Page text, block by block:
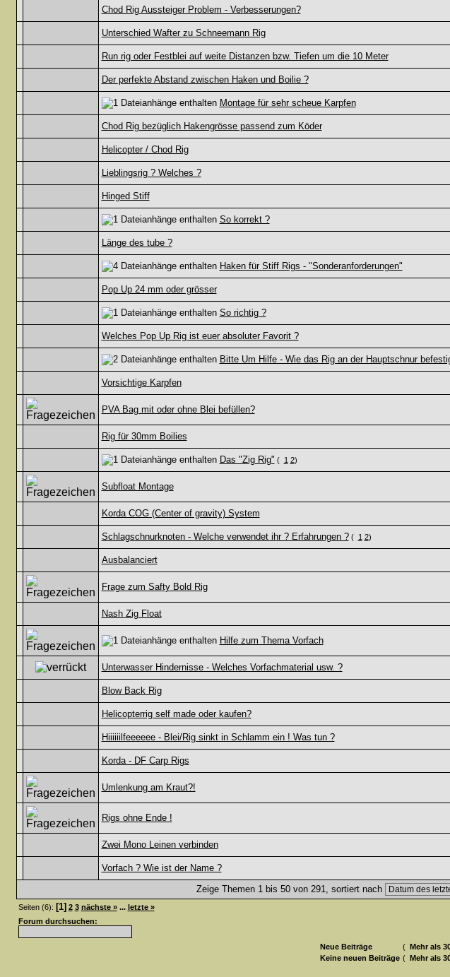
Chod Rig Aussteiger Problem - Verbesserungen?
Unterschied Wafter zu Schneemann Rig
Run rig oder Festblei auf weite Distanzen bzw. Tiefen um die 10 Meter
Der perfekte Abstand zwischen Haken und Boilie ?
Montage für sehr scheue Karpfen
Chod Rig bezüglich Hakengrösse passend zum Köder
Helicopter / Chod Rig
Lieblingsrig ? Welches ?
Hinged Stiff
So korrekt ?
Länge des tube ?
Haken für Stiff Rigs - "Sonderanforderungen"
Pop Up 24 mm oder grösser
So richtig ?
Welches Pop Up Rig ist euer absoluter Favorit ?
Bitte Um Hilfe - Wie das Rig an der Hauptschnur
Vorsichtige Karpfen
PVA Bag mit oder ohne Blei befüllen?
Rig für 30mm Boilies
Das "Zig Rig" ( 1 2)
Subfloat Montage
Korda COG (Center of gravity) System
Schlagschnurknoten - Welche verwendet ihr ? Erfahrungen ?( 1 2)
Ausbalanciert
Frage zum Safty Bold Rig
Nash Zig Float
Hilfe zum Thema Vorfach
Unterwasser Hindernisse - Welches Vorfachmaterial usw. ?
Blow Back Rig
Helicopterrig self made oder kaufen?
Hiiiiiilfeeeeee - Blei/Rig sinkt in Schlamm ein ! Was tun ?
Korda - DF Carp Rigs
Umlenkung am Kraut?!
Rigs ohne Ende !
Zwei Mono Leinen verbinden
Vorfach ? Wie ist der Name ?
Zeige Themen 1 bis 50 von 291, sortiert nach
Seiten (6): [1] 2 3 nächste » ... letzte »
Forum durchsuchen:
Neue Beiträge ( Mehr als
Keine neuen Beiträge ( Mehr als